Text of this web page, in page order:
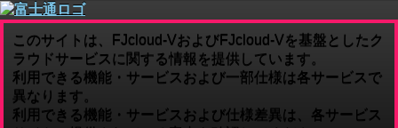
このサイトは、FJcloud-VおよびFJcloud-Vを基盤としたク
ラウドサービスに関する情報を提供しています。
利用できる機能・サービスおよび一部仕様は各サービスで
異なります。
利用できる機能・サービスおよび仕様差異は、各サービス